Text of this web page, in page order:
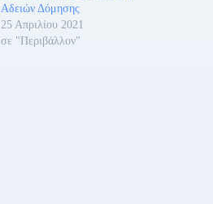
Αδειών Δόμησης
25 Απριλίου 2021
σε "Περιβάλλον"